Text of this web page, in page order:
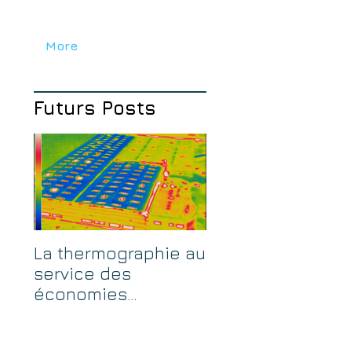
More
Futurs Posts
La thermographie au
service des
économies